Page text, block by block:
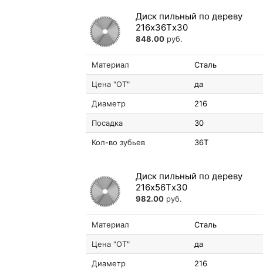
Диск пильный по дереву
216х36Tх30
848.00 руб.
Материал Сталь
Цена "ОТ" да
Диаметр 216
Посадка 30
Кол-во зубьев 36T
Диск пильный по дереву
216х56Tх30
982.00 руб.
Материал Сталь
Цена "ОТ" да
Диаметр 216